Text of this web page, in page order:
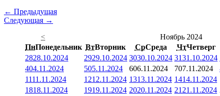
← Предыдущая
Следующая →
<
Ноябрь 2024
ПнПонедельник ВтВторник СрСреда ЧтЧетверг
2828.10.2024 2929.10.2024 3030.10.2024 3131.10.2024
404.11.2024 505.11.2024 606.11.2024 707.11.2024
1111.11.2024 1212.11.2024 1313.11.2024 1414.11.2024
1818.11.2024 1919.11.2024 2020.11.2024 21 21.11.2024